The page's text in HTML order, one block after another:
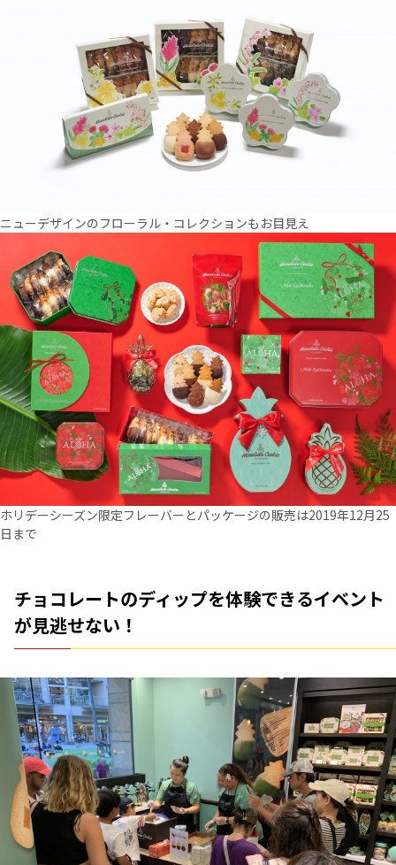
ニューデザインのフローラル・コレクションもお目見え
ホリデーシーズン限定フレーバーとパッケージの販売は2019年12月25
日まで
チョコレートのディップを体験できるイベント
が見逃せない！